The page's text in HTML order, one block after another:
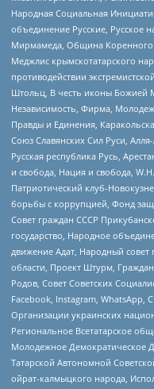
Народная Социальная
объединение Русские, Русское
Мирмамеда, Община Коренного
Меджлис крымскотатарского
противодействии
Штольц, В честь иконы Божией
Независимость, Фирма,
Правды и Единения,
Союз Славянских Сил Руси,
Русская республика Русь,
и свобода, Нация и свобода,
Патриотический клуб-
борьбы с коррупцией, Фонд
Совет граждан СССР
государство, Народное
движение Адат, Народный
области, Проект Штурм,
Родов, Совет Советских
Facebook, Instagram,
Организации украинских
Региональное Всетатарское
Молодежное Демократическое
Татарской Автономной
ойрат-калмыцкого народа,